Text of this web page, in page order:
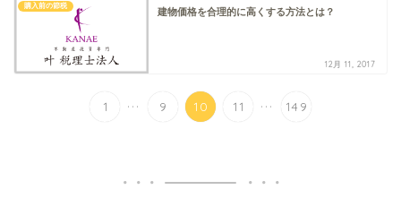
購入前の節税
建物価格を合理​的に高くする方法とは？
12月 11, 2017
1 ... 9 10 11 ... 149